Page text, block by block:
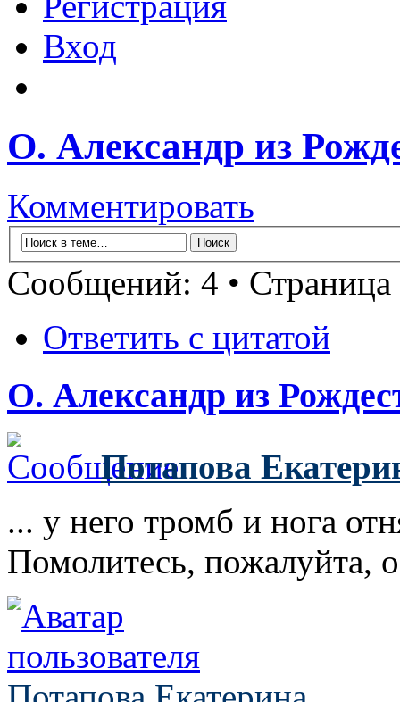
Вход
О. Александр из
Комментировать
Сообщений: 4 • Страница
Ответить с цитатой
О. Александр из
Потапова
... у него тромб и нога
Помолитесь, пожалуйта,